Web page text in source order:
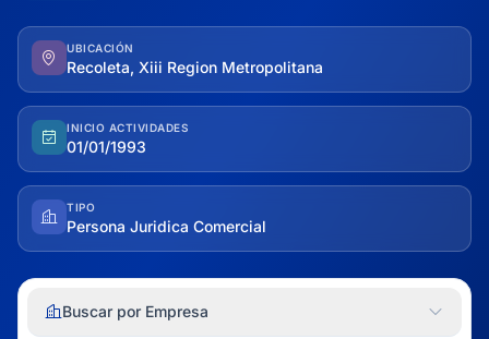
UBICACIÓN
Recoleta, Xiii Region Metropolitana
INICIO ACTIVIDADES
01/01/1993
TIPO
Persona Juridica Comercial
Buscar por Empresa